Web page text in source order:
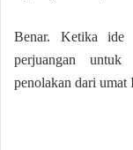
Benar. Ketika ide
perjuangan untuk
penolakan dari